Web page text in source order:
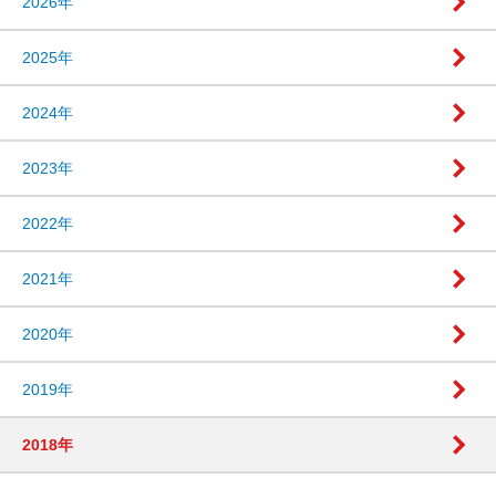
2025年
2024年
2023年
2022年
2021年
2020年
2019年
2018年